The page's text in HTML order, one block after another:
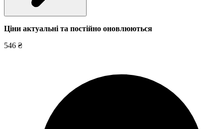
Ціни актуальні та постійно оновлюються
546 ₴